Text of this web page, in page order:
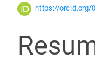
https://orcid.org/